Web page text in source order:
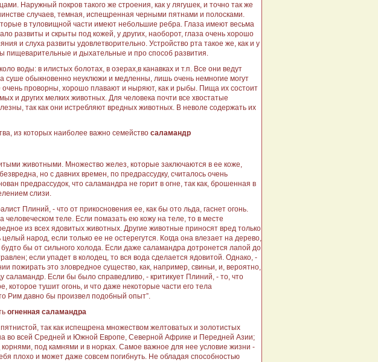
Наружный покров такого же строения, как у лягушек, и точно так же
случаев, темная, испещренная черными пятнами и полосками.
в туловищной части имеют небольшие ребра. Глаза имеют весьма
развиты и скрыты под кожей, у других, наоборот, глаза очень хорошо
и слуха развиты удовлетворительно. Устройство рта такое же, как и у
пищеварительные и дыхательные и про способ развития.
воды: в илистых болотах, в озерах,в канавках и т.п. Все они ведут
суше обыкновенно неуклюжи и медленны, лишь очень немногие могут
очень проворны, хорошо плавают и ныряют, как и рыбы. Пища их состоит
и других мелких животных. Для человека почти все хвостатые
так как они истребляют вредных животных. В неволе содержать их
из которых наиболее важно семейство саламандр
животными. Множество желез, которые заключаются в ее коже,
но с давних времен, по предрассудку, считалось очень
предрассудок, что саламандра не горит в огне, так как, брошенная в
слизи.
Плиний, - что от прикосновения ее, как бы ото льда, гаснет огонь.
теле. Если помазать ею кожу на теле, то в месте
из всех ядовитых животных. Другие животные приносят вред только
народ, если только ее не остерегутся. Когда она влезает на дерево,
бы от сильного холода. Если даже саламандра дотронется лапой до
если упадет в колодец, то вся вода сделается ядовитой. Однако, -
пожирать это зловредное существо, как, например, свиньи, и, вероятно,
Если бы было справедливо, - критикует Плиний, - то, что
которое тушит огонь, и что даже некоторые части его тела
Рим давно бы произвел подобный опыт”.
огненная саламандра
так как испещрена множеством желтоватых и золотистых
во всей Средней и Южной Европе, Северной Африке и Передней Азии;
под камнями и в норках. Самое важное для нее условие жизни -
плохо и может даже совсем погибнуть. Не обладая способностью